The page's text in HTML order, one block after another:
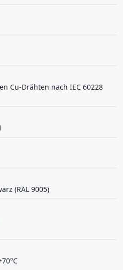
Cu-Drähten nach IEC 60228
(RAL 9005)